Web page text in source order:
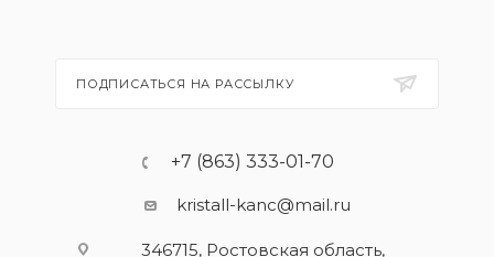
ПОДПИСАТЬСЯ НА РАССЫЛКУ
+7 (863) 333-01-70
kristall-kanc@mail.ru
346715, Ростовская область​,